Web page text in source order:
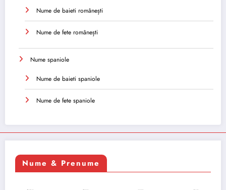
Nume de baieti românești
Nume de fete românești
Nume spaniole
Nume de baieti spaniole
Nume de fete spaniole
Nume & Prenume